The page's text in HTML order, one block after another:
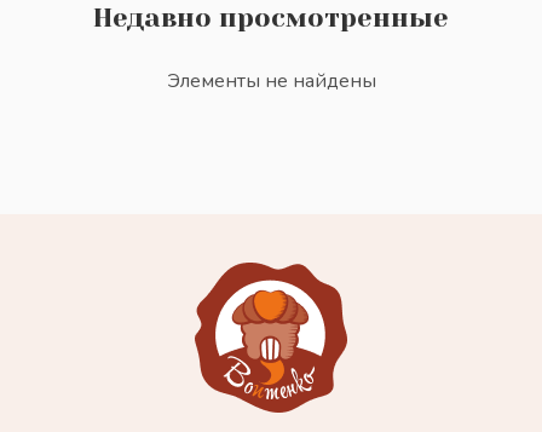
Недавно просмотренные
Элементы не найдены